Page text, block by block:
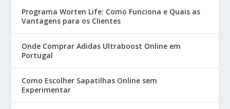
Programa Worten Life: Como Funciona e Quais as
Vantagens para os Clientes
Onde Comprar Adidas Ultraboost Online em
Portugal
Como Escolher Sapatilhas Online sem
Experimentar